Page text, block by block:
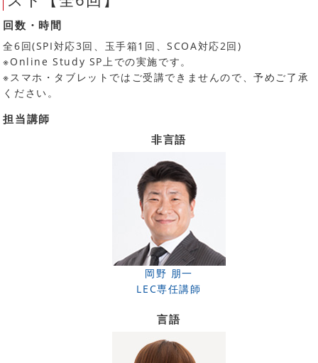
回数・時間
全6回(SPI対応3回、玉手箱1回、SCOA対応2回)
※Online Study SP上での実施です。
※スマホ・タブレットではご受講できませんので、予めご了承
ください。
担当講師
非言語
岡野 朋一
LEC専任講師
言語